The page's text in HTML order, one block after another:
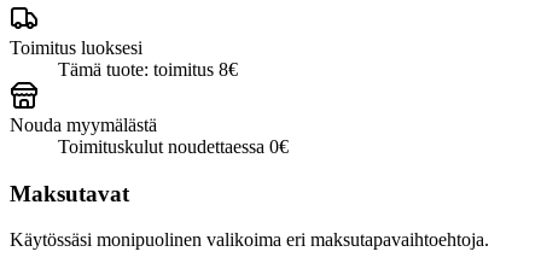
Toimitus luoksesi
Tämä tuote: toimitus 8€
Nouda myymälästä
Toimituskulut noudettaessa 0€
Maksutavat
Käytössäsi monipuolinen valikoima eri maksutapavaihtoehtoja.